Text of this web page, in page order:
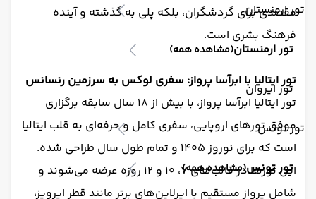
تور ارمنستان
تور ارمنستان(مشاهده همه)
تور ایروان
تور تونس
تور تونس(مشاهده همه)
مقصدی برای گردشگران، بلکه پلی به گذشته و آینده
فرهنگ بشری است.
تور ایتالیا با ابرآسا پرواز: سفری لوکس به سرزمین رنسانس
تور ایتالیا ابرآسا پرواز، با بیش از ۱۸ سال سابقه برگزاری
موفق تورهای اروپایی، سفری کامل و حرفه‌ای به قلب ایتالیا
است که برای نوروز ۱۴۰۵ و تمام طول سال طراحی شده.
این تورها در قالب‌های ۷، ۱۰ و ۱۲ روزه عرضه می‌شوند و
شامل پرواز مستقیم با ایرلاین‌های برتر مانند قطر ایرویز،